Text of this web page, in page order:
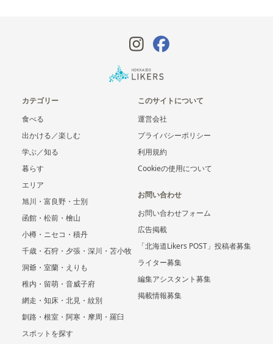
カテゴリー
食べる
出かける／楽しむ
学ぶ／知る
暮らす
エリア
旭川・富良野・士別
函館・松前・檜山
小樽・ニセコ・積丹
千歳・石狩・夕張・深川・苫小牧
洞爺・室蘭・えりも
稚内・留萌・音威子府
網走・知床・北見・紋別
釧路・根室・阿寒・摩周・羅臼
スポットを探す
このサイトについて
運営会社
プライバシーポリシー
利用規約
Cookieの使用について
お問い合わせ
お問い合わせフォーム
広告掲載
「北海道Likers POST」投稿者募集
ライター募集
編集アシスタント募集
掲載情報募集